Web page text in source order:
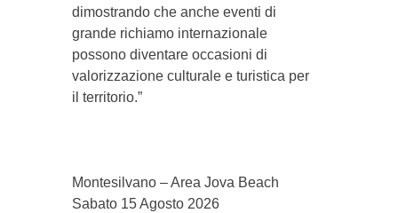
dimostrando che anche eventi di
grande richiamo internazionale
possono diventare occasioni di
valorizzazione culturale e turistica per
il territorio.”
Montesilvano – Area Jova Beach
Sabato 15 Agosto 2026